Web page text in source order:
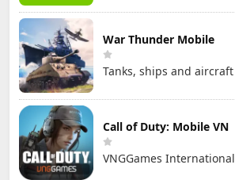
War Thunder Mobile
Tanks, ships and aircraft
Call of Duty: Mobile VN
VNGGames International